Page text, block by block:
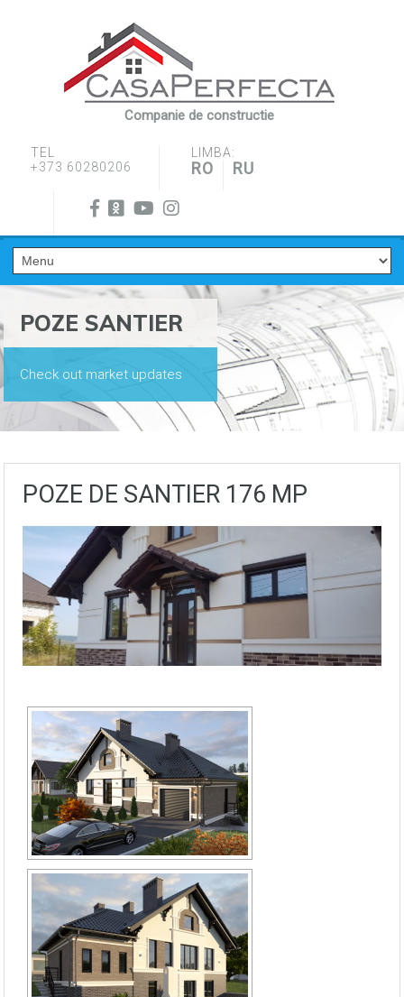
Companie de constructie
TEL
+373 60280206
LIMBA:
RO RU
POZE SANTIER
Check out market updates
POZE DE SANTIER 176 MP